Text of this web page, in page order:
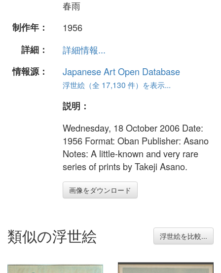
春雨
制作年：
1956
詳細：
詳細情報...
情報源：
Japanese Art Open Database
浮世絵（全 17,130 件）を表示...
説明：
Wednesday, 18 October 2006 Date:
1956 Format: Oban Publisher: Asano
Notes: A little-known and very rare
series of prints by Takeji Asano.
画像をダウンロード
類似の浮世絵 浮世絵を比較...